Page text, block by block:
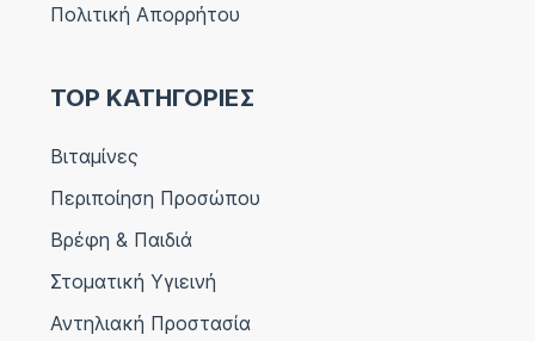
Πολιτική Απορρήτου
TOP ΚΑΤΗΓΟΡΙΕΣ
Βιταμίνες
Περιποίηση Προσώπου
Βρέφη & Παιδιά
Στοματική Υγιεινή
Αντηλιακή Προστασία